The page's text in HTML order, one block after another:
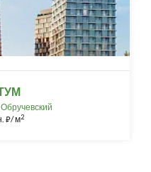
Обручевский
⃏/ м2